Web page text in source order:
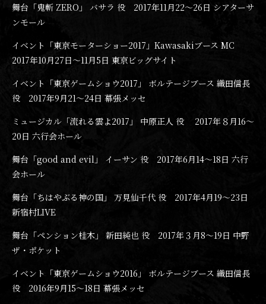
舞台「鬼斬 ZERO」 バサラ 役 2017年11月22〜26日 シアターサ
ンモール
イベント「東京モーターショー2017」Kawasakiブース MC
2017年10月27日〜11月5日 東京ビッグサイト
イベント「東京ゲームショウ2017」 ボルテージブース 織田信長
役 2017年9月21〜24日 幕張メッセ
ミュージカル「流れる雲よ2017」 中原正人 役 2017年８月16〜
20日 六行会ホール
舞台「good and evil」 イーサン 役 2017年6月14〜18日 六行
会ホール
舞台「ちはやぶる神の国」 万見仙千代 役 2017年4月19〜23日
新宿村LIVE
舞台「ペンション桂木」 新田純也 役 2017年３月8〜19日 中野
ザ・ポケット
イベント「東京ゲームショウ2016」 ボルテージブース 織田信長
役 2016年9月15〜18日 幕張メッセ